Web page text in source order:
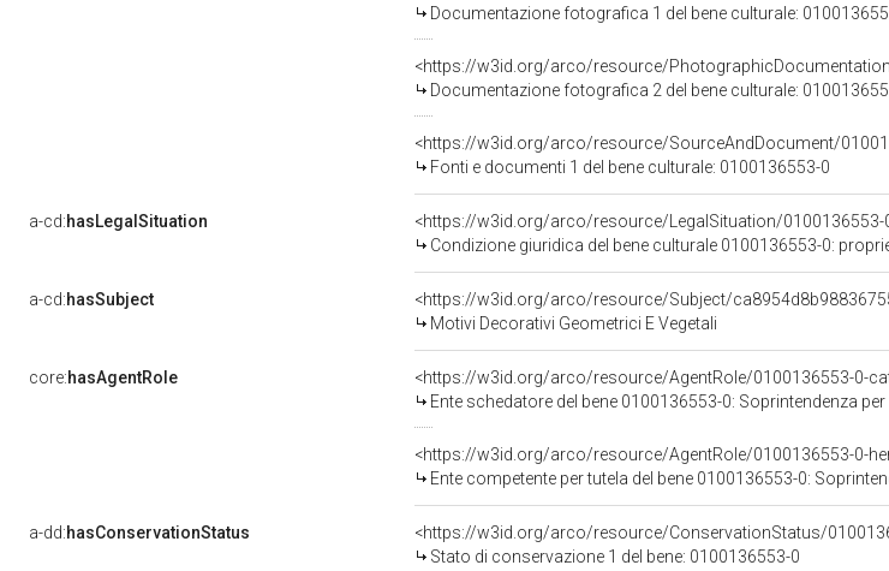
Documentazione fotografica 1 del bene culturale:
<https://w3id.org/arco/resource/
Documentazione fotografica 2 del bene culturale:
<https://w3id.org/arco/resource/SourceAndDocument/
Fonti e documenti 1 del bene culturale: 0100136553-0
a-cd:hasLegalSituation
<https://w3id.org/arco/resource/LegalSituation/
Condizione giuridica del bene culturale 0100136553-0:
a-cd:hasSubject
<https://w3id.org/arco/resource/Subject/
Motivi Decorativi Geometrici E Vegetali
core:hasAgentRole
<https://w3id.org/arco/resource/AgentRole/0100136553-0-
Ente schedatore del bene 0100136553-0: Soprintendenza
<https://w3id.org/arco/resource/AgentRole/0100136553-0-
Ente competente per tutela del bene 0100136553-0:
a-dd:hasConservationStatus
<https://w3id.org/arco/resource/ConservationStatus/
Stato di conservazione 1 del bene: 0100136553-0